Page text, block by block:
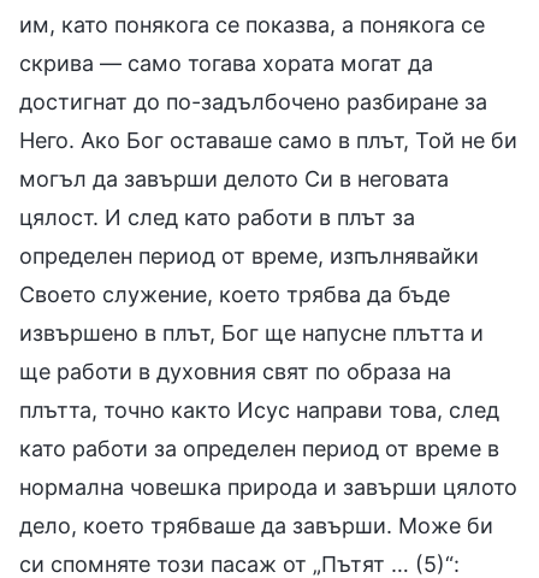
им, като понякога се показва, а понякога се
скрива — само тогава хората могат да
достигнат до по-задълбочено разбиране за
Него. Ако Бог оставаше само в плът, Той не би
могъл да завърши делото Си в неговата
цялост. И след като работи в плът за
определен период от време, изпълнявайки
Своето служение, което трябва да бъде
извършено в плът, Бог ще напусне плътта и
ще работи в духовния свят по образа на
плътта, точно както Исус направи това, след
като работи за определен период от време в
нормална човешка природа и завърши цялото
дело, което трябваше да завърши. Може би
си спомняте този пасаж от „Пътят … (5)“: